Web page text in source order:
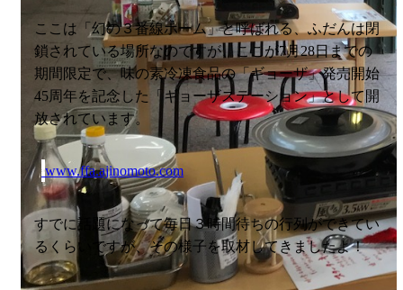
ここは「幻の３番線ホーム」と呼ばれる、ふだんは閉
鎖されている場所なのですが、ここが7月28日までの
期間限定で、味の素冷凍食品の「ギョーザ」発売開始
45周年を記念した「ギョーザステーション」として開
放されています。
www.ffa.ajinomoto.com
すでに話題になって毎日３時間待ちの行列ができてい
るくらいですが、その様子を取材してきましたよ！